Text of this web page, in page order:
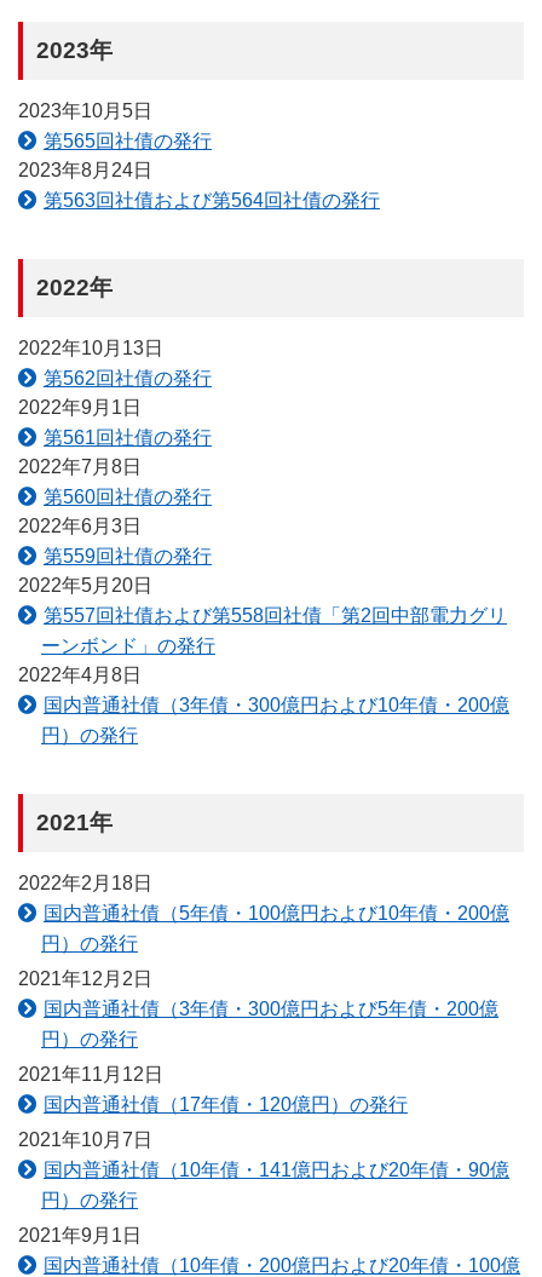
2023年
2023年10月5日
第565回社債の発行
2023年8月24日
第563回社債および第564回社債の発行
2022年
2022年10月13日
第562回社債の発行
2022年9月1日
第561回社債の発行
2022年7月8日
第560回社債の発行
2022年6月3日
第559回社債の発行
2022年5月20日
第557回社債および第558回社債「第2回中部電力グリ
ーンボンド」の発行
2022年4月8日
国内普通社債（3年債・300億円および10年債・200億
円）の発行
2021年
2022年2月18日
国内普通社債（5年債・100億円および10年債・200億
円）の発行
2021年12月2日
国内普通社債（3年債・300億円および5年債・200億
円）の発行
2021年11月12日
国内普通社債（17年債・120億円）の発行
2021年10月7日
国内普通社債（10年債・141億円および20年債・90億
円）の発行
2021年9月1日
国内普通社債（10年債・200億円および20年債・100億